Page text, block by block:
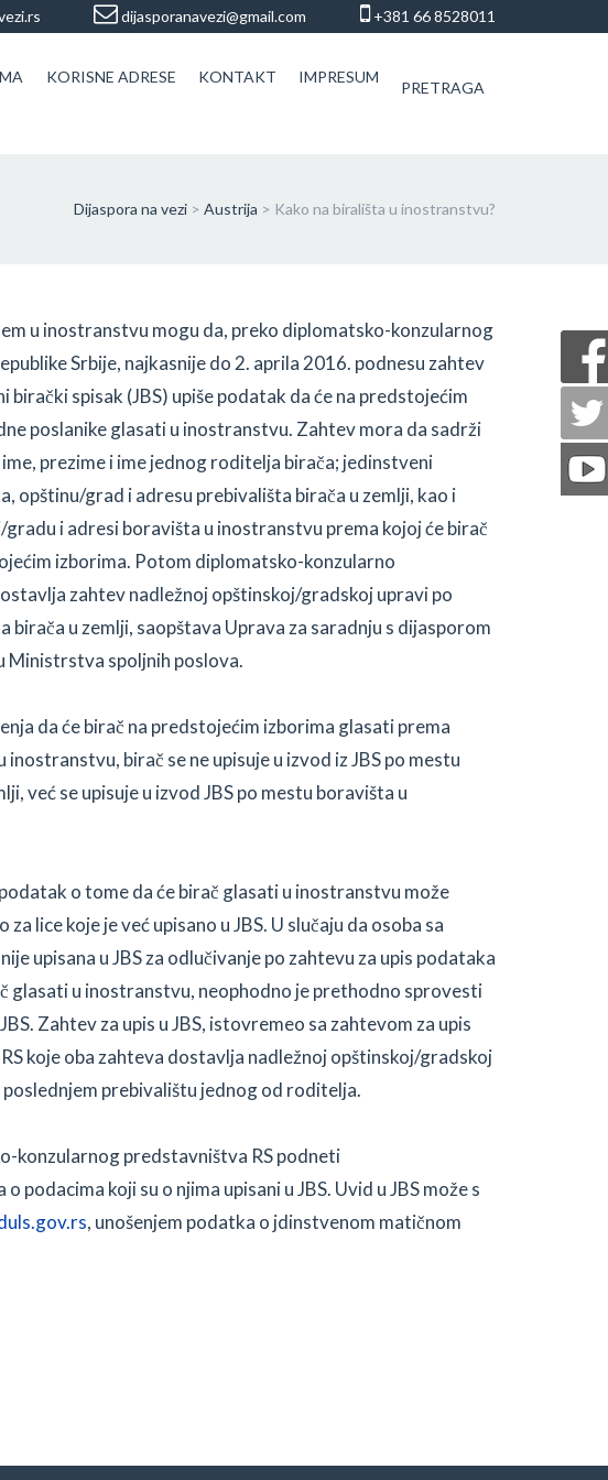
dijasporanavezi@gmail.com +381 66 8528011
KORISNE ADRESE KONTAKT IMPRESUM
PRETRAGA
Dijaspora na vezi > Austrija > Kako na birališta u inostranstvu?
u inostranstvu mogu da, preko diplomatsko-konzularnog
Srbije, najkasnije do 2. aprila 2016. podnesu zahtev
birački spisak (JBS) upiše podatak da će na predstojećim
poslanike glasati u inostranstvu. Zahtev mora da sadrži
prezime i ime jednog roditelja birača; jedinstveni
opštinu/grad i adresu prebivališta birača u zemlji, kao i
i adresi boravišta u inostranstvu prema kojoj će birač
izborima. Potom diplomatsko-konzularno
zahtev nadležnoj opštinskoj/gradskoj upravi po
birača u zemlji, saopštava Uprava za saradnju s dijasporom
Ministrstva spoljnih poslova.
da će birač na predstojećim izborima glasati prema
inostranstvu, birač se ne upisuje u izvod iz JBS po mestu
već se upisuje u izvod JBS po mestu boravišta u
o tome da će birač glasati u inostranstvu može
za lice koje je već upisano u JBS. U slučaju da osoba sa
upisana u JBS za odlučivanje po zahtevu za upis podataka
glasati u inostranstvu, neophodno je prethodno sprovesti
Zahtev za upis u JBS, istovremeo sa zahtevom za upis
koje oba zahteva dostavlja nadležnoj opštinskoj/gradskoj
prebivalištu jednog od roditelja.
konzularnog predstavništva RS podneti
koji su o njima upisani u JBS. Uvid u JBS može s
, unošenjem podatka o jdinstvenom matičnom